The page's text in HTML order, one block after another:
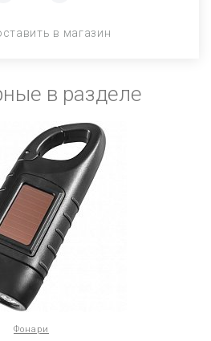
в магазин
в разделе
Фонари